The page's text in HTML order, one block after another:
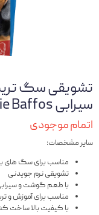
تشویقی سگ
سیرابی Trixie Baffos وزن 75 گرم
اتمام موجودی
سایر مشخصات:
مناسب برای سگ های
تشویقی نرم جویدنی
با طعم گوشت و
مناسب برای آموزش و
با کیفیت بالا ساخت